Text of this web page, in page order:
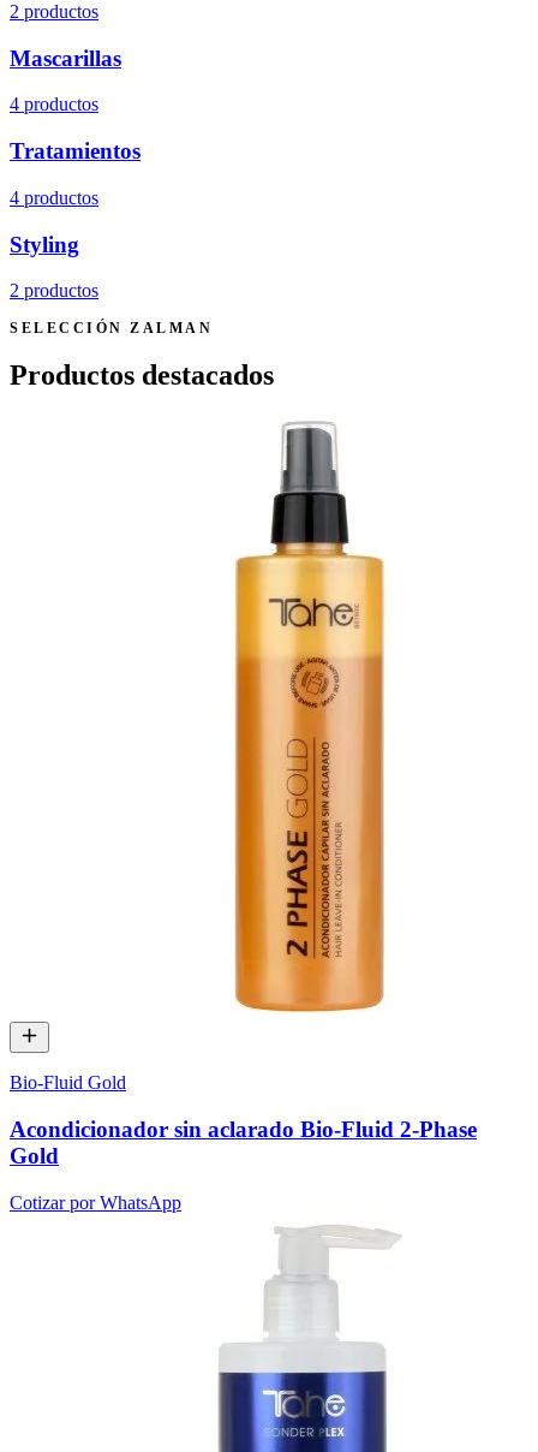
2 productos
Mascarillas
4 productos
Tratamientos
4 productos
Styling
2 productos
SELECCIÓN ZALMAN
Productos destacados
Bio-Fluid Gold
Acondicionador sin aclarado Bio-Fluid 2-Phase
Gold
Cotizar por WhatsApp